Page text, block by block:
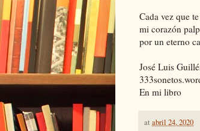
Cada vez que
mi corazón
por un eterno
José Luis
En mi libro
at abril 24, 2020